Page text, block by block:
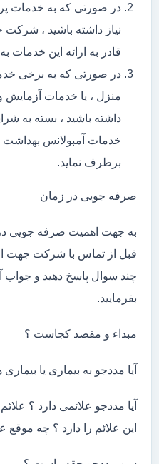
در صورتی که به خدمات
نیاز داشته باشید ،
قادر به ارائه این خدمات
در صورتی که به برخی
منزل ، یا خدمات آزمایش
داشته باشید ، بسته به
خدمات آمبولانس بهداشت
برطرف نماید.
صرفه جویی در زمان
به جهت اهمیت صرفه جویی
قبل از تماس با شرکت جهت
چند سوال پاسخ دهید و جواب
بفرمایید.
مبداء و مقصد کجاست ؟
آیا مددجو به بیماری یا
آیا مددجو علائمی دارد ؟
این علائم را دارد ؟ چه موقع